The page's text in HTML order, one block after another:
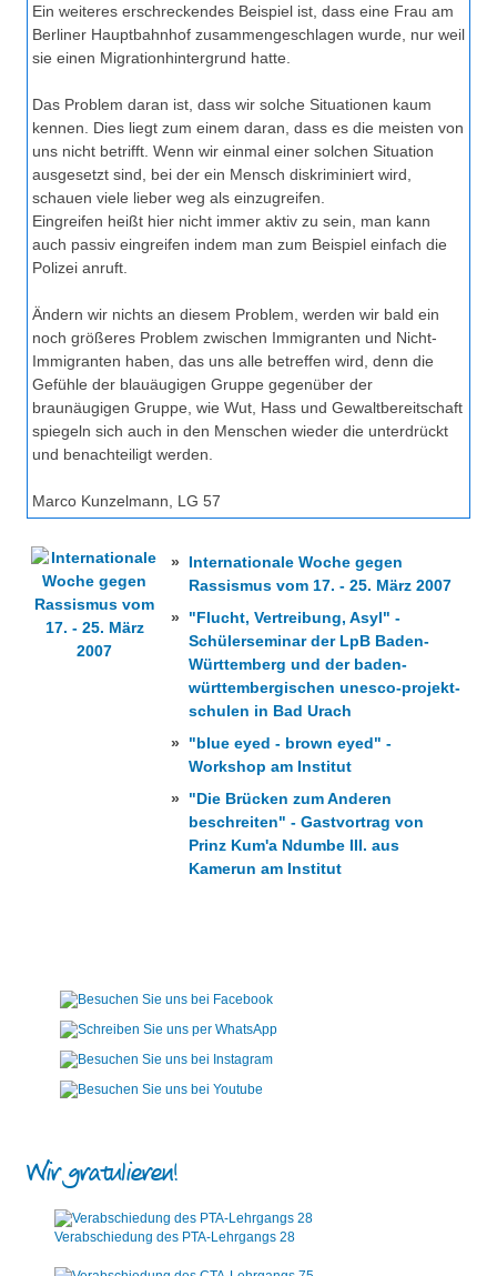
Ein weiteres erschreckendes Beispiel ist, dass eine Frau am
Berliner Hauptbahnhof zusammengeschlagen wurde, nur weil
sie einen Migrationhintergrund hatte.
Das Problem daran ist, dass wir solche Situationen kaum
kennen. Dies liegt zum einem daran, dass es die meisten von
uns nicht betrifft. Wenn wir einmal einer solchen Situation
ausgesetzt sind, bei der ein Mensch diskriminiert wird,
schauen viele lieber weg als einzugreifen.
Eingreifen heißt hier nicht immer aktiv zu sein, man kann
auch passiv eingreifen indem man zum Beispiel einfach die
Polizei anruft.
Ändern wir nichts an diesem Problem, werden wir bald ein
noch größeres Problem zwischen Immigranten und Nicht-
Immigranten haben, das uns alle betreffen wird, denn die
Gefühle der blauäugigen Gruppe gegenüber der
braunäugigen Gruppe, wie Wut, Hass und Gewaltbereitschaft
spiegeln sich auch in den Menschen wieder die unterdrückt
und benachteiligt werden.
Marco Kunzelmann, LG 57
»
Internationale Woche gegen
Rassismus vom 17. - 25. März 2007
»
"Flucht, Vertreibung, Asyl" -
Schülerseminar der LpB Baden-
Württemberg und der baden-
württembergischen unesco-projekt-
schulen in Bad Urach
»
"blue eyed - brown eyed" -
Workshop am Institut
»
"Die Brücken zum Anderen
beschreiten" - Gastvortrag von
Prinz Kum'a Ndumbe III. aus
Kamerun am Institut
Wir gratulieren!
Verabschiedung des PTA-Lehrgangs 28